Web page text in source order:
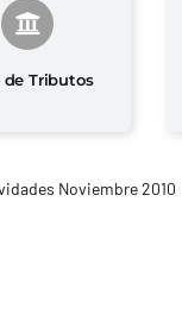
de Tributos
Noviembre 2010